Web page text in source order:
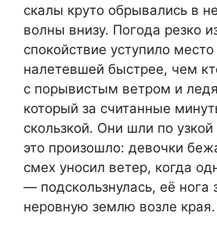
скалы круто обрывались в
волны внизу. Погода резко
спокойствие уступило
налетевшей быстрее, чем
с порывистым ветром и
который за считанные
скользкой. Они шли по узкой
это произошло: девочки
смех уносил ветер, когда
— подскользнулась, её нога
неровную землю возле края.